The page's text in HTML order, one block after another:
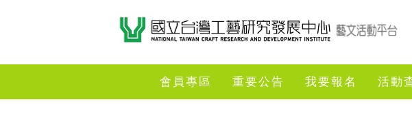
會員專區 重要公告 我要報名 活動